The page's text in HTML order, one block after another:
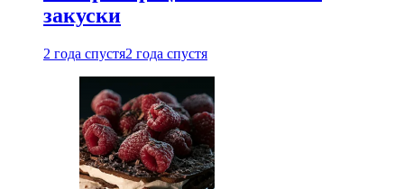
закуски
2 года спустя2 года спустя